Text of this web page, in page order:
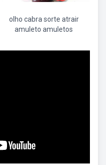
olho cabra sorte atrair
amuleto amuletos